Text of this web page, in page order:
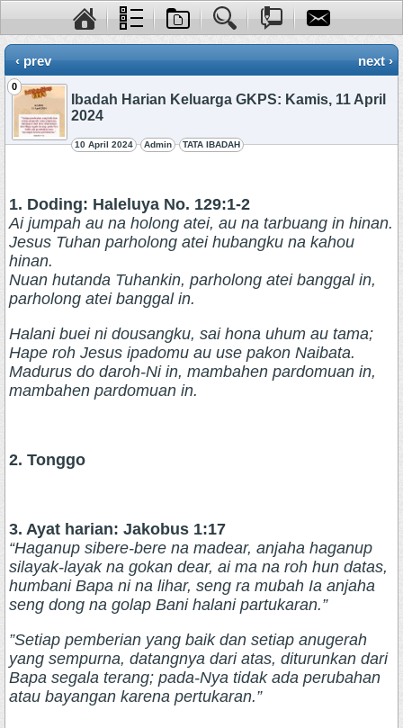
‹ prev next ›
0
Ibadah Harian Keluarga GKPS: Kamis, 11 April
2024
10 April 2024 Admin TATA IBADAH
1. Doding: Haleluya No. 129:1-2
Ai jumpah au na holong atei, au na tarbuang in hinan.
Jesus Tuhan parholong atei hubangku na kahou
hinan.
Nuan hutanda Tuhankin, parholong atei banggal in,
parholong atei banggal in.
Halani buei ni dousangku, sai hona uhum au tama;
Hape roh Jesus ipadomu au use pakon Naibata.
Madurus do daroh-Ni in, mambahen pardomuan in,
mambahen pardomuan in.
2. Tonggo
3. Ayat harian: Jakobus 1:17
“‭Haganup sibere-bere na madear, anjaha haganup
silayak-layak na gokan dear, ai ma na roh hun datas,
humbani Bapa ni na lihar, seng ra mubah Ia anjaha
seng dong na golap Bani halani partukaran.”
‭”Setiap pemberian yang baik dan setiap anugerah
yang sempurna, datangnya dari atas, diturunkan dari
Bapa segala terang; pada-Nya tidak ada perubahan
atau bayangan karena pertukaran.”